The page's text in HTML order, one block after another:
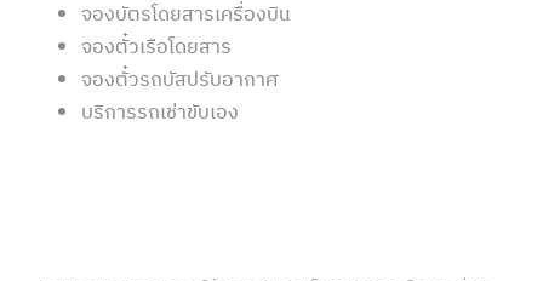
จองบัตรโดยสารเครื่องบิน
จองตั๋วเรือโดยสาร
จองตั๋วรถบัสปรับอากาศ
บริการรถเช่าขับเอง